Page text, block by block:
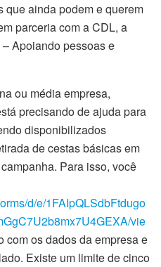
que ainda podem e querem
parceria com a CDL, a
Apoiando pessoas e
ou média empresa,
precisando de ajuda para
disponibilizados
de cestas básicas em
Para isso, você
d/e/1FAIpQLSdbFtdugo
vie
com os dados da empresa e
Existe um limite de cinco